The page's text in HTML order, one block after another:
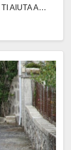
TI AIUTA A…